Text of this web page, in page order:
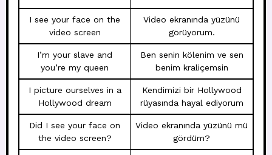
I see your face on the
video screen
Video ekranında yüzünü
görüyorum.
I’m your slave and
you’re my queen
Ben senin kölenim ve sen
benim kraliçemsin
I picture ourselves in a
Hollywood dream
Kendimizi bir Hollywood
rüyasında hayal ediyorum
Did I see your face on
the video screen?
Video ekranında yüzünü mü
gördüm?